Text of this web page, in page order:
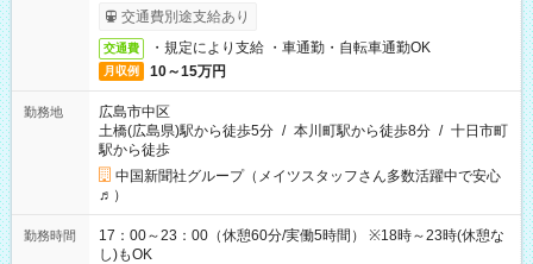
交通費別途支給あり
交通費 ・規定により支給 ・車通勤・自転車通勤OK
月収例 10～15万円
勤務地
広島市中区
土橋(広島県)駅から徒歩5分 / 本川町駅から徒歩8分 / 十日市町
駅から徒歩
中国新聞社グループ（メイツスタッフさん多数活躍中で安心
♬）
勤務時間
17：00～23：00（休憩60分/実働5時間） ※18時～23時(休憩な
し)もOK